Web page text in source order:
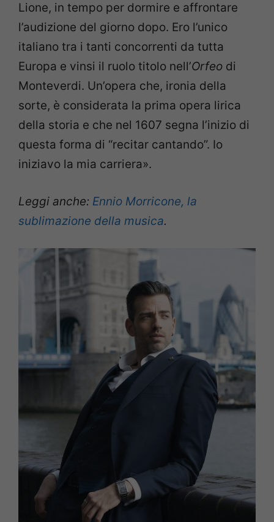
Lione, in tempo per dormire e affrontare
l’audizione del giorno dopo. Ero l’unico
italiano tra i tanti concorrenti da tutta
Europa e vinsi il ruolo titolo nell’Orfeo di
Monteverdi. Un’opera che, ironia della
sorte, è considerata la prima opera lirica
della storia e che nel 1607 segna l’inizio di
questa forma di “recitar cantando”. Io
iniziavo la mia carriera».
Leggi anche: Ennio Morricone, la
sublimazione della musica.